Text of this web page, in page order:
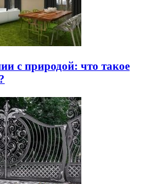
с природой: что такое